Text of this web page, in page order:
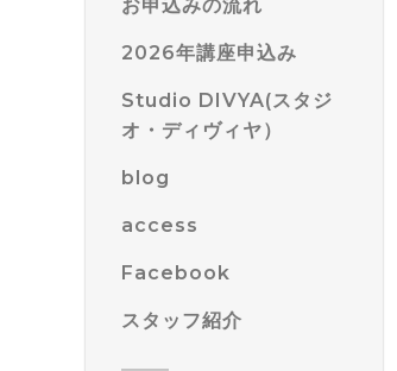
お申込みの流れ
2026年講座申込み
Studio DIVYA(スタジ
オ・ディヴィヤ）
blog
access
Facebook
スタッフ紹介